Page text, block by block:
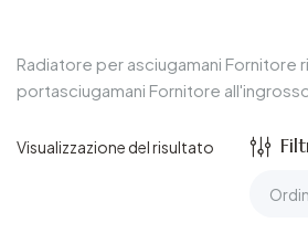
Radiatore per asciugamani Fornitore
portasciugamani Fornitore
Visualizzazione del risultato